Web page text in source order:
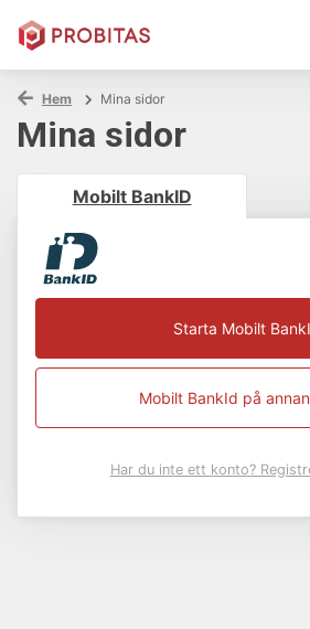
Hem Mina sidor
Mina sidor
Mobilt BankID
Starta Mobilt
Mobilt BankId på
Har du inte ett konto?